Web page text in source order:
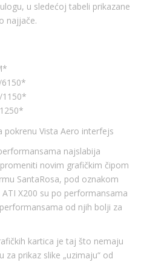
u sledećoj tabeli prikazane
najjače.
6150*
1150*
Vista Aero interfejs
najslabija
novim grafičkim čipom
SantaRosa, pod oznakom
ATI X200 su po performansama
od njih bolji za
kartica je taj što nemaju
prikaz slike „uzimaju“ od